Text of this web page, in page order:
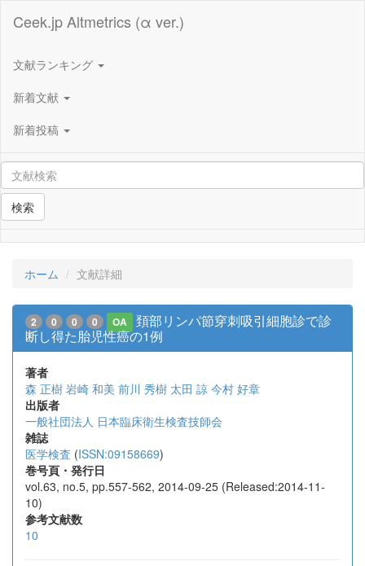
Ceek.jp Altmetrics (α ver.)
文献ランキング
新着文献
新着投稿
検索
ホーム 文献詳細
2 0 0 0 OA
頚部リンパ節穿刺吸引細胞診で診
断し得た胎児性癌の1例
著者
森 正樹 岩崎 和美 前川 秀樹 太田 諒 今村 好章
出版者
一般社団法人 日本臨床衛生検査技師会
雑誌
医学検査 (ISSN:09158669)
巻号頁・発行日
vol.63, no.5, pp.557-562, 2014-09-25 (Released:2014-11-
10)
参考文献数
10